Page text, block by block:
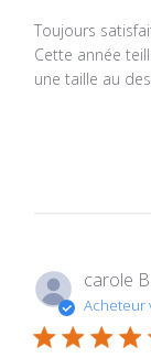
Toujours
Cette année
une taille au
carole B.
Acheteur